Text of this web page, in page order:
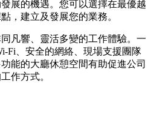
展的機遇。您可以選擇在最優越
，建立及發展您的業務。
凡響、靈活多變的工作體驗。一
Fi、安全的網絡、現場支援團隊
能的大廳休憩空間有助促進公司
作方式。